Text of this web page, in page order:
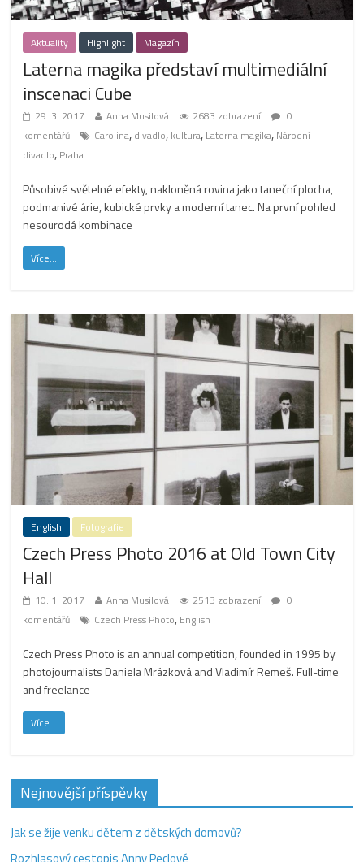
Aktuality Highlight Magazín
Laterna magika představí multimediální
inscenaci Cube
29. 3. 2017 Anna Musilová 2683 zobrazení
0
komentářů
Carolina, divadlo, kultura, Laterna magika, Národní
divadlo, Praha
Působivé světelné efekty, nakloněná rovina jako taneční plocha,
podmanivé árie, kubické prvky a moderní tanec. Na první pohled
nesourodá kombinace
Více...
English Fotografie
Czech Press Photo 2016 at Old Town City
Hall
10. 1. 2017 Anna Musilová 2513 zobrazení
0
komentářů
Czech Press Photo, English
Czech Press Photo is an annual competition, founded in 1995 by
photojournalists Daniela Mrázková and Vladimír Remeš. Full-time
and freelance
Více...
Nejnovější příspěvky
Jak se žije venku dětem z dětských domovů?